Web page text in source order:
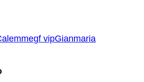
gf vipGianmaria